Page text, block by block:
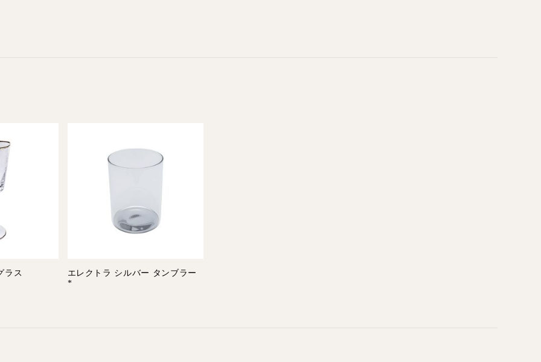
ラス
エレクトラ シルバー タンブラー
*